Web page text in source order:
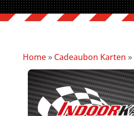
Home» Cadeaubon Karten »